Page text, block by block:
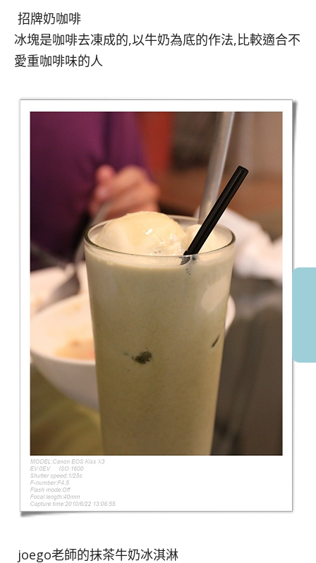
招牌奶咖啡
冰塊是咖啡去凍成的,以牛奶為底的作法,比較適合不
愛重咖啡味的人
joego老師的抹茶牛奶冰淇淋